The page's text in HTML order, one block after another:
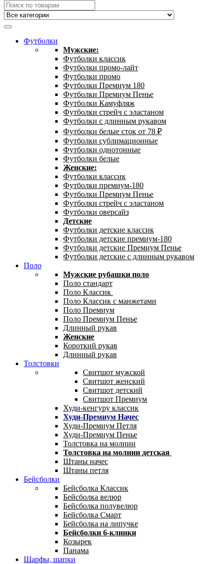
Футболки
Мужские:
Футболки классик
Футболки промо-лайт
Футболки промо
Футболки Премиум 180
Футболки Премиум Пенье
Футболки Камуфляж
Футболки стрейч с эластаном
Футболки с длинным рукавом
Футболки белые сток от 78 ₽
Футболки сублимационные
Футболки однотонные
Футболки белые
Женские:
Футболки классик
Футболки премиум-180
Футболки Премиум Пенье
Футболки стрейч с эластаном
Футболки оверсайз
Детские
Футболки детские классик
Футболки детские премиум-180
Футболки детские Премиум Пенье
Футболки детские с длинным рукавом
Поло
Мужские рубашки поло
Поло стандарт
Поло Классик
Поло Классик с манжетами
Поло Премиум
Поло Премиум Пенье
Длинный рукав
Женские
Короткий рукав
Длинный рукав
Толстовки
Свитшот мужской
Свитшот женский
Свитшот детский
Свитшот Премиум
Худи-кенгуру классик
Худи-Премиум Начес
Худи-Премиум Петля
Худи-Премиум Пенье
Толстовка на молнии
Толстовка на молнии детская
Штаны начес
Штаны петля
Бейсболки
Бейсболка Классик
Бейсболка велюр
Бейсболка полувелюр
Бейсболка Смарт
Бейсболка на липучке
Бейсболки 6-клинки
Козырек
Панама
Шарфы, шапки